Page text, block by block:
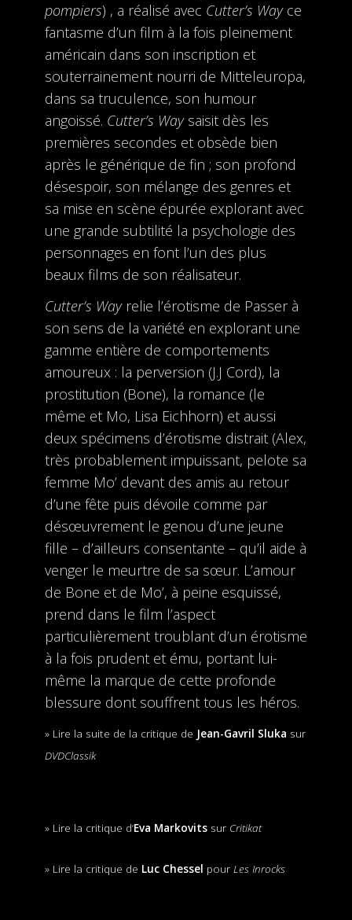
pompiers) , a réalisé avec Cutter’s Wayce
fantasme d’un film à la fois pleinement
américain dans son inscription et
souterrainement nourri de Mitteleuropa,
dans sa truculence, son humour
angoissé. Cutter’s Waysaisit dès les
premières secondes et obsède bien
après le générique de fin ; son profond
désespoir, son mélange des genres et
sa mise en scène épurée explorant avec
une grande subtilité la psychologie des
personnages en font l’un des plus
beaux films de son réalisateur.
Cutter’s Wayrelie l’érotisme de Passer à
son sens de la variété en explorant une
gamme entière de comportements
amoureux : la perversion (J.J Cord), la
prostitution (Bone), la romance (le
même et Mo, Lisa Eichhorn) et aussi
deux spécimens d’érotisme distrait (Alex,
très probablement impuissant, pelote sa
femme Mo’ devant des amis au retour
d’une fête puis dévoile comme par
désœuvrement le genou d’une jeune
fille – d’ailleurs consentante – qu’il aide à
venger le meurtre de sa sœur. L’amour
de Bone et de Mo’, à peine esquissé,
prend dans le film l’aspect
particulièrement troublant d’un érotisme
à la fois prudent et ému, portant lui-
même la marque de cette profonde
blessure dont souffrent tous les héros.
» Lire la suite de la critique de Jean-Gavril Sluka sur
DVDClassik
» Lire la critique d’Eva Markovitssur Critikat
» Lire la critique de Luc Chessel pourLes Inrocks